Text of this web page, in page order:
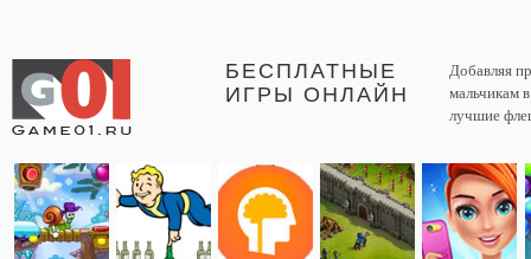
БЕСПЛАТНЫЕ
ИГРЫ ОНЛАЙН
Добавляя
мальчикам
лучшие